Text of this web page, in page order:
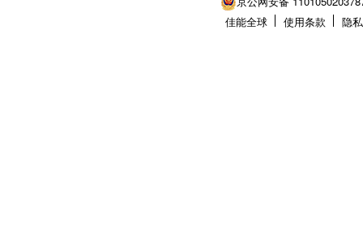
佳能全球
使用条款 隐